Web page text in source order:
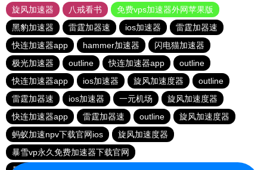
旋风加速器
八戒看书
免费vps加速器外网苹果版
黑豹加速器
雷霆加器速 ios加速器
雷霆加器速
快连加速器app
hammer加速器
闪电猫加速器
极光加速器
outline 快连加速器app
outline
快连加速器app
ios加速器 旋风加速度器
outline
雷霆加器速
ios加速器 一元机场
旋风加速度器
快连加速器app
雷霆加器速 outline
旋风加速度器
蚂蚁加速npv下载官网ios
旋风加速度器
暴雪vp永久免费加速器下载官网